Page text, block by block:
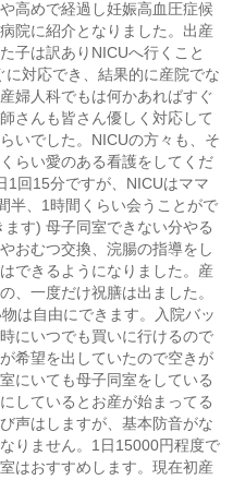
高めで経過し妊娠高血圧症候
院に紹介となりました。出産
子は訳ありNICUへ行くこと
対応でき、結果的に産院でな
婦人科でもは何かあればすぐ
さんも皆さん優しく対応して
いでした。NICUの方々も、そ
らい愛のある看護をしてくだ
1回15分ですが、NICUはママ
半、1時間くらい会うことがで
す) 母子同室できない分やる
おむつ交換、浣腸の指導をし
できるようになりました。産
、一度だけ祝膳は出ました。
は自由にできます。入院バッ
にいつでも買いに行けるので
希望を出していたので空きが
にいても母子同室をしている
しているとお産が始まってる
声はしますが、基本防音がな
りません。1日15000円程度で
はおすすめします。現在初産